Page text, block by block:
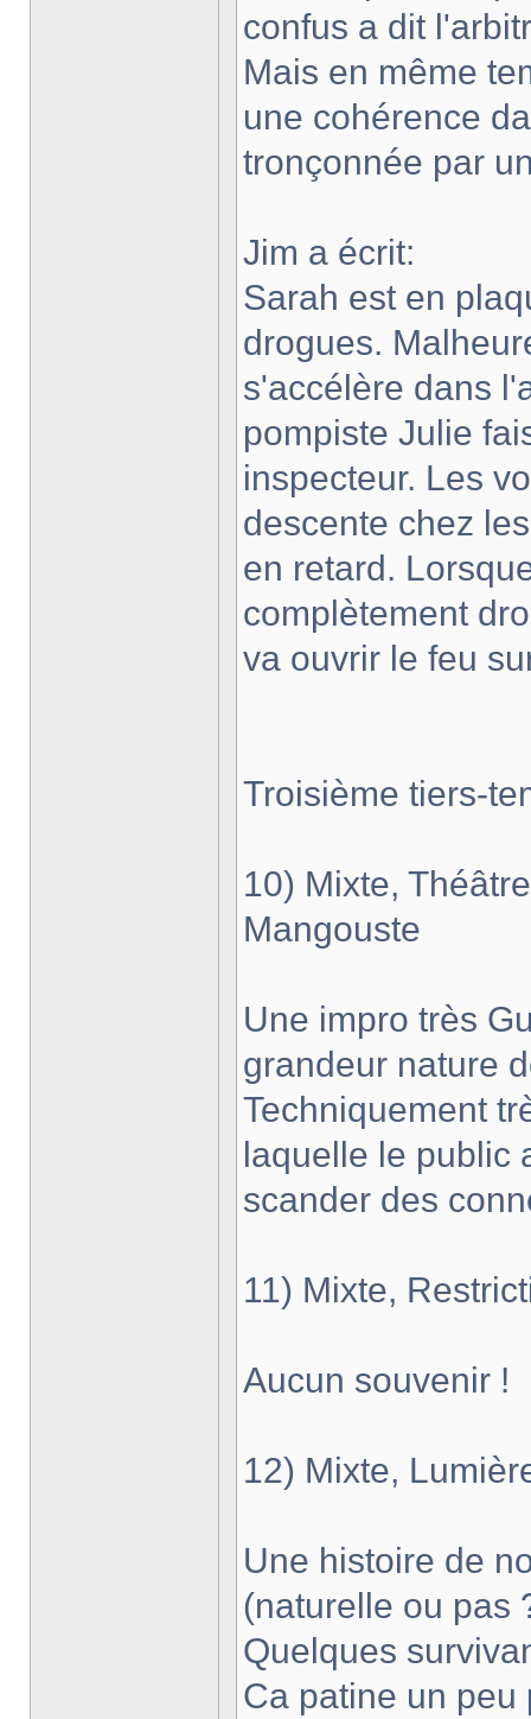
confus a dit
Mais en même
une cohérence
tronçonnée par
Jim a écrit:
Sarah est en
drogues.
s'accélère dans
pompiste Julie
inspecteur. Les
descente chez
en retard.
complètement
va ouvrir le feu
Troisième tiers-
10) Mixte,
Mangouste
Une impro très
grandeur nature
Techniquement
laquelle le public
scander des
11) Mixte,
Aucun souvenir !
12) Mixte,
Une histoire de
(naturelle ou pas
Quelques
Ca patine un peu